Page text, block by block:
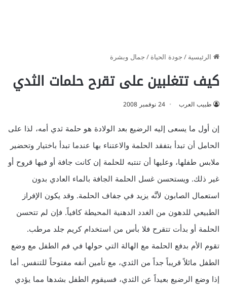
الرئيسية/جودة الحياة/جمال وبشرة
كيف تتغلبين على تقرح حلمات الثدي
طبيب العرب 24 نوفمبر 2008
إن أول ما يسعى إليه الرضيع بعد الولادة هو حلمة ثدي أمه، لذا على
الحامل أن تبدأ بتفقد الحلمة والاعتناء بها عندما تبدأ باختيار وتحضير
ملابس طفلها، وعليها أن تنتبه للحلمة إن كانت جافة أو فيها قروح أو
غير ذلك. ويستحسن غسل الحلمة الجافة بالماء العادي بدون
استعمال الصابون لأنَّه يزيد في جفاف الحلمة. وقد يكون الإفراز
الطبيعي للدهون من الغدد الدهنية المحيطة كافياً. فإن لم تتحسن
الحلمة أو بدأت تتقرح فلا بأس من استخدام كريم جلد مرطب.
تقوم الأم بدفع الحلمة مع الهالة التي حولها في فم الطفل مع وضع
الطفل مائلاً قريباً جداً من الثدي، مع تأمين أنفه مفتوحاً للتنفس. أما
إذا وضع الرضيع بعيداً عن الثدي، فسيقوم الطفل بشدها مما يؤدي